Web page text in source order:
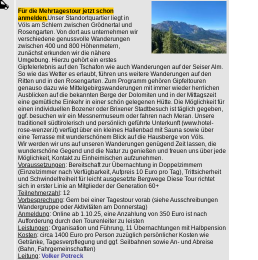
Für die Mehrtagestour jetzt schon
anmelden.Unser Standortquartier liegt in
Völs am Schlern zwischen Grödnertal und
Rosengarten. Von dort aus unternehmen wir
verschiedene genussvolle Wanderungen
zwischen 400 und 800 Höhenmetern,
zunächst erkunden wir die nähere
Umgebung. Hierzu gehört ein erstes
Gipfelerlebnis auf den Tschafon wie auch Wanderungen auf der Seiser Alm.
So wie das Wetter es erlaubt, führen uns weitere Wanderungen auf den
Ritten und in den Rosengarten. Zum Programm gehören Gipfeltouren
genauso dazu wie Mittelgebirgswanderungen mit immer wieder herrlichen
Ausblicken auf die bekannten Berge der Dolomiten und in der Mittagszeit
eine gemütliche Einkehr in einer schön gelegenen Hütte. Die Möglichkeit für
einen individuellen Bozener oder Brixener Stadtbesuch ist täglich gegeben,
ggf. besuchen wir ein Messnermuseum oder fahren nach Meran. Unsere
traditionell südtirolerisch und persönlich geführte Unterkunft (www.hotel-
rose-wenzer.it) verfügt über ein kleines Hallenbad mit Sauna sowie über
eine Terrasse mit wunderschönem Blick auf die Hausberge von Völs.
Wir werden wir uns auf unseren Wanderungen genügend Zeit lassen, die
wunderschöne Gegend und die Natur zu genießen und freuen uns über jede
Möglichkeit, Kontakt zu Einheimischen aufzunehmen.
Voraussetzungen: Bereitschaft zur Übernachtung in Doppelzimmern
(Einzelzimmer nach Verfügbarkeit, Aufpreis 10 Euro pro Tag), Trittsicherheit
und Schwindelfreiheit für leicht ausgesetzte Bergwege Diese Tour richtet
sich in erster Linie an Mitglieder der Generation 60+
Teilnehmerzahl : 12
Vorbesprechung: Gern bei einer Tagestour vorab (siehe Ausschreibungen
Wandergruppe oder Aktivitäten am Donnerstag)
Anmeldung: Online ab 1.10.25, eine Anzahlung von 350 Euro ist nach
Aufforderung durch den Tourenleiter zu leisten
Leistungen: Organisation und Führung, 11 Übernachtungen mit Halbpension
Kosten: circa 1400 Euro pro Person zuzüglich persönlicher Kosten wie
Getränke, Tagesverpflegung und ggf. Seilbahnen sowie An- und Abreise
(Bahn, Fahrgemeinschaften)
Leitung: Volker Potreck